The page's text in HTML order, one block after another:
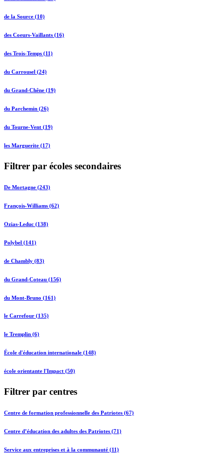
de la Source (10)
des Coeurs-Vaillants (16)
des Trois-Temps (11)
du Carrousel (24)
du Grand-Chêne (19)
du Parchemin (26)
du Tourne-Vent (19)
les Marguerite (17)
Filtrer par écoles secondaires
De Mortagne (243)
François-Williams (62)
Ozias-Leduc (138)
Polybel (141)
de Chambly (83)
du Grand-Coteau (156)
du Mont-Bruno (161)
le Carrefour (135)
le Tremplin (6)
École d'éducation internationale (148)
école orientante l'Impact (50)
Filtrer par centres
Centre de formation professionnelle des Patriotes (67)
Centre d’éducation des adultes des Patriotes (71)
Service aux entreprises et à la communauté (11)